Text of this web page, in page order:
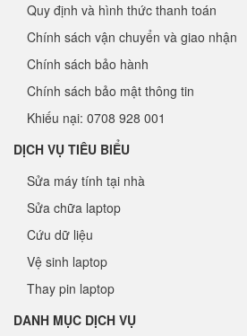
Quy định và hình thức thanh toán
Chính sách vận chuyển và giao nhận
Chính sách bảo hành
Chính sách bảo mật thông tin
Khiếu nại: 0708 928 001
DỊCH VỤ TIÊU BIỂU
Sửa máy tính tại nhà
Sửa chữa laptop
Cứu dữ liệu
Vệ sinh laptop
Thay pin laptop
DANH MỤC DỊCH VỤ